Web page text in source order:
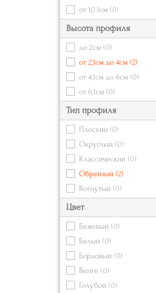
от 10.1см (0)
Высота профиля
до 2см (0)
от 2,1см до 4см (2)
от 4,1см до 6см (0)
от 6,1см (0)
Тип профиля
Плоский (0)
Округлый (0)
Классический (0)
Обратный (2)
Вогнутый (0)
Цвет
Бежевый (0)
Белый (0)
Бордовый (0)
Венге (0)
Голубой (0)